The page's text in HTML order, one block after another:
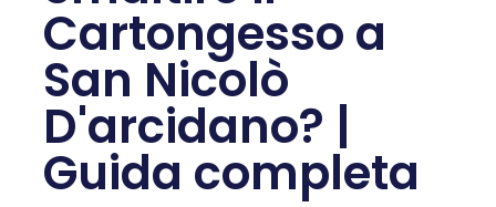
Cartongesso a
San Nicolò
D'arcidano? |
Guida completa